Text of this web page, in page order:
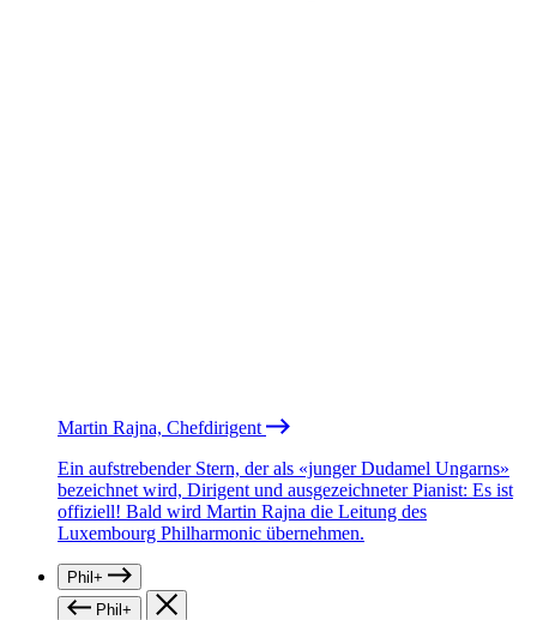
Martin Rajna, Chefdirigent
Ein aufstrebender Stern, der als «junger Dudamel Ungarns»
bezeichnet wird, Dirigent und ausgezeichneter Pianist: Es ist
offiziell! Bald wird Martin Rajna die Leitung des
Luxembourg Philharmonic übernehmen.
Phil+
Phil+